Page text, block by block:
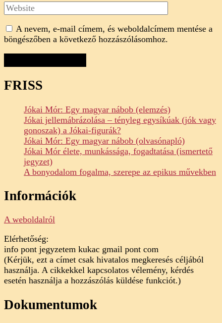
Website
A nevem, e-mail címem, és weboldalcímem mentése a
böngészőben a következő hozzászólásomhoz.
FRISS
Jókai Mór: Egy magyar nábob (elemzés)
Jókai jellemábrázolása – tényleg egysíkúak (jók vagy
gonoszak) a Jókai-figurák?
Jókai Mór: Egy magyar nábob (olvasónapló)
Jókai Mór élete, munkássága, fogadtatása (ismertető
jegyzet)
A bonyodalom fogalma, szerepe az epikus művekben
Információk
A weboldalról
Elérhetőség:
info pont jegyzetem kukac gmail pont com
(Kérjük, ezt a címet csak hivatalos megkeresés céljából
használja. A cikkekkel kapcsolatos vélemény, kérdés
esetén használja a hozzászólás küldése funkciót.)
Dokumentumok